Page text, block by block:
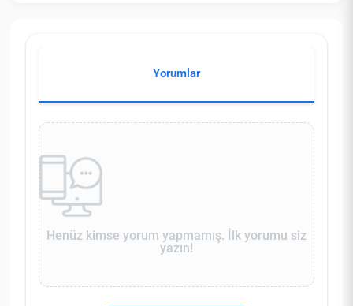
Yorumlar
Henüz kimse yorum yapmamış. İlk yorumu siz
yazın!